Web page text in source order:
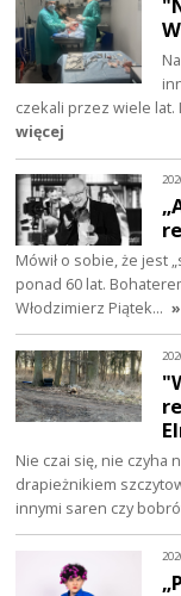
czekali przez wiele
więcej
Mówił o sobie, że jest
ponad 60 lat.
Włodzimierz Piątek…
Nie czai się, nie czyha
drapieżnikiem
innymi saren czy